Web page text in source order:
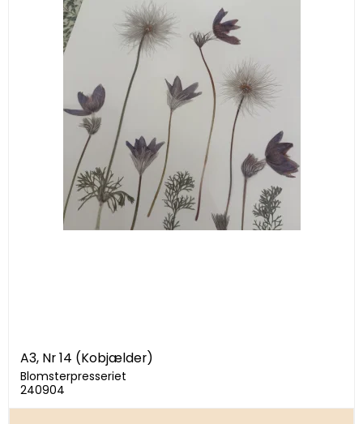
A3, Nr 14 (Kobjælder)
Blomsterpresseriet
240904